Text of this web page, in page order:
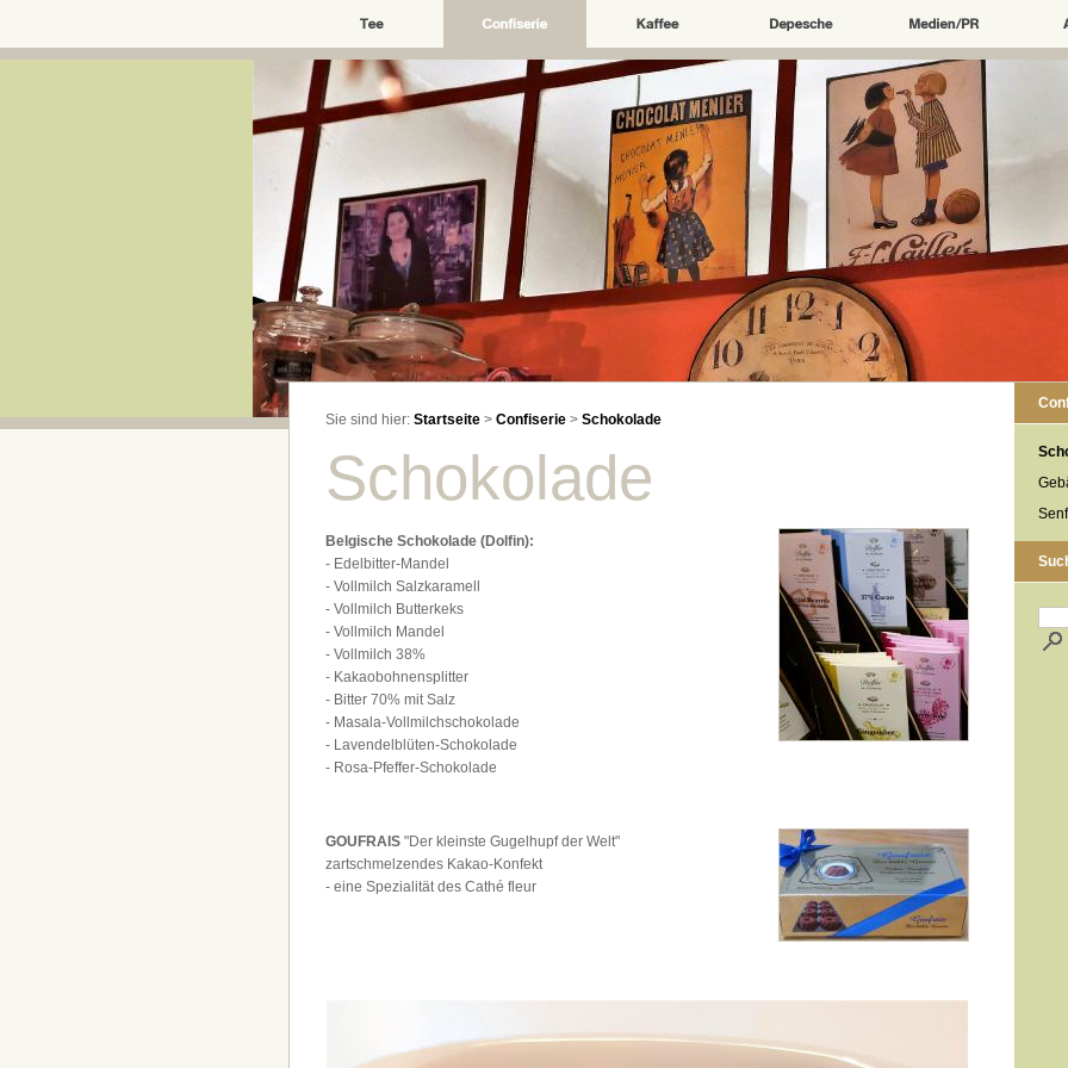
Sie sind hier: Startseite > Confiserie > Schokolade
Schokolade
Belgische Schokolade (Dolfin):
- Edelbitter-Mandel
- Vollmilch Salzkaramell
- Vollmilch Butterkeks
- Vollmilch Mandel
- Vollmilch 38%
- Kakaobohnensplitter
- Bitter 70% mit Salz
- Masala-Vollmilchschokolade
- Lavendelblüten-Schokolade
- Rosa-Pfeffer-Schokolade
GOUFRAIS "Der kleinste Gugelhupf der Welt"
zartschmelzendes Kakao-Konfekt
- eine Spezialität des Cathé fleur